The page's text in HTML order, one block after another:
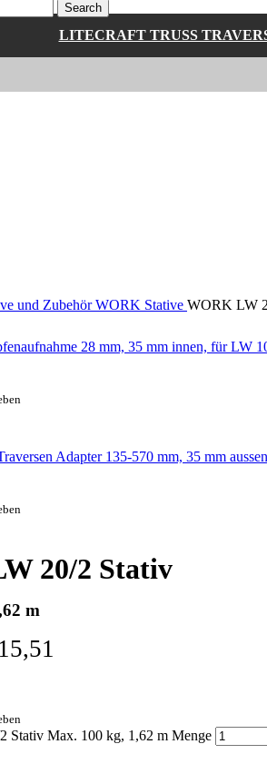
Search
LITECRAFT TRUSS
und ZubehörWORK Stative WORK LW
28 mm, 35 mm innen, für LW
Adapter 135-570 mm, 35 mm
20/2 Stativ
m
Stativ Max. 100 kg, 1,62 m Menge